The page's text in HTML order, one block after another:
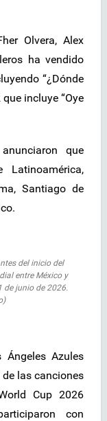
Olvera, Alex
ha vendido
“¿Dónde
incluye “Oye
que
Santiago de
del inicio del
entre México y
de junio de 2026.
Azules
de las canciones
Cup 2026
con